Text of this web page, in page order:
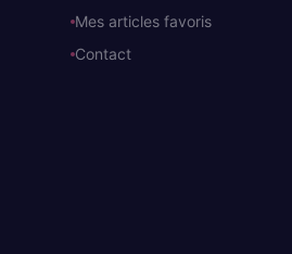
Mes articles favoris
Contact